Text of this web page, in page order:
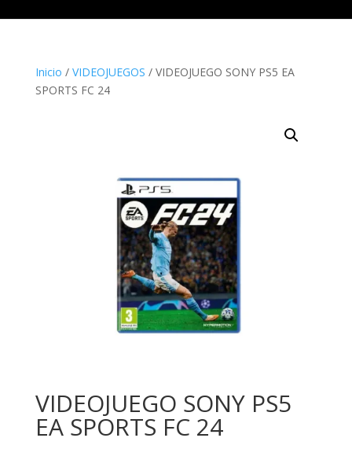
Inicio / VIDEOJUEGOS / VIDEOJUEGO SONY PS5 EA
SPORTS FC 24
VIDEOJUEGO SONY PS5
EA SPORTS FC 24